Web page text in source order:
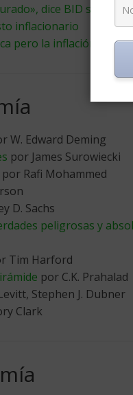
dice BID sobre la
inflacionario
pero la inflación no
W. Edward Deming
por James Surowiecki
por Rafi Mohammed
D. Sachs
peligrosas y
Tim Harford
por C.K. Prahalad
Stephen J. Dubner
Clark